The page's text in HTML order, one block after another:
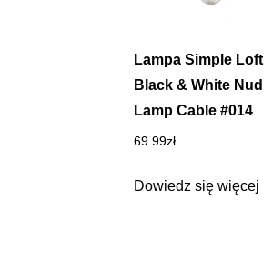
Lampa Simple Loft
Black & White Nud
Lamp Cable #014
69.99zł
Dowiedz się więcej